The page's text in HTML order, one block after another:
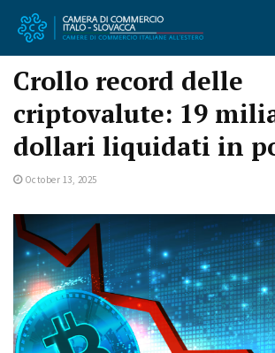
Crollo record delle
criptovalute: 19
dollari liquidati in
October 13, 2025